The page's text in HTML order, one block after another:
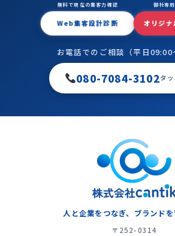
無料で現在の集客力確認
Web集客設計診断
御社専
オリジ
お電話でのご相談（平日09:00
080-7084-3102タ
人と企業をつなぎ、ブランドを
〒252-0314